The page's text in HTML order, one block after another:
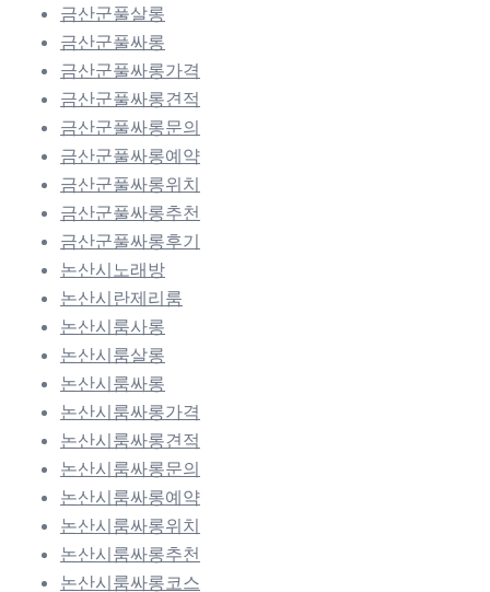
금산군풀살롱
금산군풀싸롱
금산군풀싸롱가격
금산군풀싸롱견적
금산군풀싸롱문의
금산군풀싸롱예약
금산군풀싸롱위치
금산군풀싸롱추천
금산군풀싸롱후기
논산시노래방
논산시란제리룸
논산시룸사롱
논산시룸살롱
논산시룸싸롱
논산시룸싸롱가격
논산시룸싸롱견적
논산시룸싸롱문의
논산시룸싸롱예약
논산시룸싸롱위치
논산시룸싸롱추천
논산시룸싸롱코스